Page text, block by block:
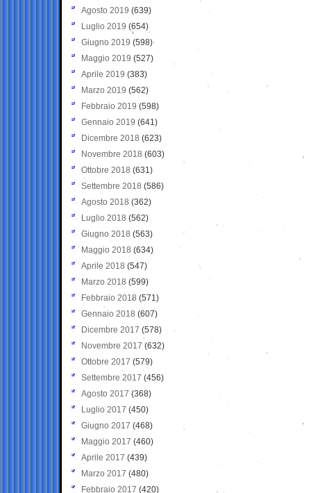
Agosto 2019 (639)
Luglio 2019 (654)
Giugno 2019 (598)
Maggio 2019 (527)
Aprile 2019 (383)
Marzo 2019 (562)
Febbraio 2019 (598)
Gennaio 2019 (641)
Dicembre 2018 (623)
Novembre 2018 (603)
Ottobre 2018 (631)
Settembre 2018 (586)
Agosto 2018 (362)
Luglio 2018 (562)
Giugno 2018 (563)
Maggio 2018 (634)
Aprile 2018 (547)
Marzo 2018 (599)
Febbraio 2018 (571)
Gennaio 2018 (607)
Dicembre 2017 (578)
Novembre 2017 (632)
Ottobre 2017 (579)
Settembre 2017 (456)
Agosto 2017 (368)
Luglio 2017 (450)
Giugno 2017 (468)
Maggio 2017 (460)
Aprile 2017 (439)
Marzo 2017 (480)
Febbraio 2017 (420)